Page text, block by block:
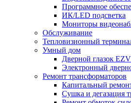
Программное
ИК/LED подсветка
Мониторы
Обслуживание
Тепловизионный
Умный дом
Дверной глазок
Электронный
Ремонт трансформаторов
Капитальный
Сушка и дегазация